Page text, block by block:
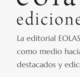
La editorial
como medio
destacados y